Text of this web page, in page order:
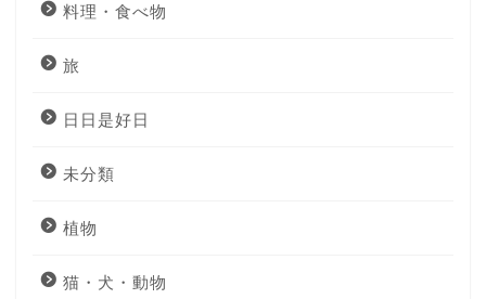
料理・食べ物
旅
日日是好日
未分類
植物
猫・犬・動物